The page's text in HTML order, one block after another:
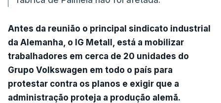
Antes da reunião o principal sindicato industrial
da Alemanha, o IG Metall, está a mobilizar
trabalhadores em cerca de 20 unidades do
Grupo Volkswagen em todo o país para
protestar contra os planos e exigir que a
administração proteja a produção alemã.